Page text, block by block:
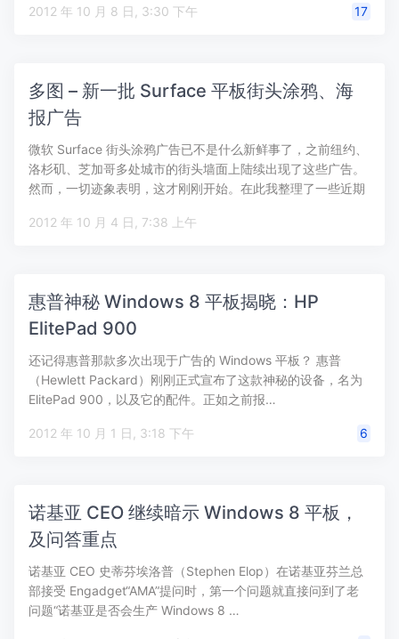
2012 年 10 月 8 日, 3:30 下午 17
多图 – 新一批 Surface 平板街头涂鸦、海
报广告
微软 Surface 街头涂鸦广告已不是什么新鲜事了，之前纽约、
洛杉矶、芝加哥多处城市的街头墙面上陆续出现了这些广告。
然而，一切迹象表明，这才刚刚开始。在此我整理了一些近期
2012 年 10 月 4 日, 7:38 上午
惠普神秘 Windows 8 平板揭晓：HP
ElitePad 900
还记得惠普那款多次出现于广告的 Windows 平板？ 惠普
（Hewlett Packard）刚刚正式宣布了这款神秘的设备，名为
ElitePad 900，以及它的配件。正如之前报…
2012 年 10 月 1 日, 3:18 下午 6
诺基亚 CEO 继续暗示 Windows 8 平板，
及问答重点
诺基亚 CEO 史蒂芬埃洛普（Stephen Elop）在诺基亚芬兰总
部接受 Engadget“AMA”提问时，第一个问题就直接问到了老
问题“诺基亚是否会生产 Windows 8 …